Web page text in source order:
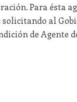
Para ésta
al
de Agente